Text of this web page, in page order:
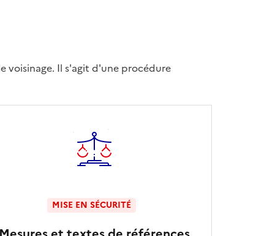
voisinage. Il s'agit d'une procédure
MISE EN SÉCURITÉ